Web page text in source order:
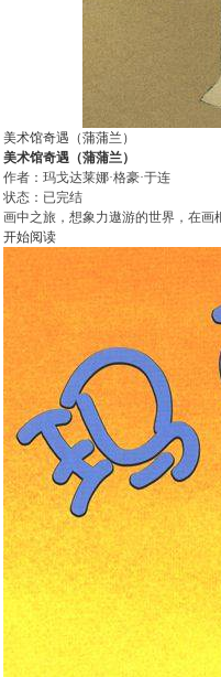
美术馆奇遇（蒲蒲兰）
美术馆奇遇（蒲蒲兰）
作者：玛戈达莱娜·格豪·于连
状态：已完结
画中之旅，想象力遨游的世界，在画
开始阅读